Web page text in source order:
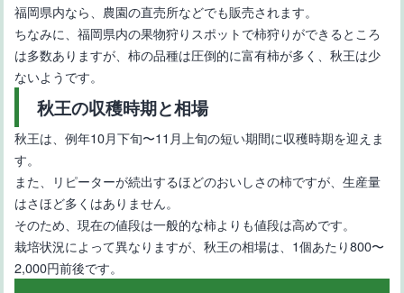
福岡県内なら、農園の直売所などでも販売されます。
ちなみに、福岡県内の果物狩りスポットで柿狩りができるところ
は多数ありますが、柿の品種は圧倒的に富有柿が多く、秋王は少
ないようです。
秋王の収穫時期と相場
秋王は、例年10月下旬〜11月上旬の短い期間に収穫時期を迎えま
す。
また、リピーターが続出するほどのおいしさの柿ですが、生産量
はさほど多くはありません。
そのため、現在の値段は一般的な柿よりも値段は高めです。
栽培状況によって異なりますが、秋王の相場は、1個あたり800〜
2,000円前後です。